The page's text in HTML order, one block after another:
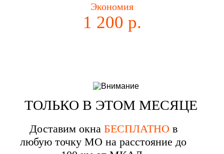
Экономия
1 200 р.
ТОЛЬКО В ЭТОМ МЕСЯЦЕ
Доставим окна БЕСПЛАТНО в
любую точку МО на расстояние до